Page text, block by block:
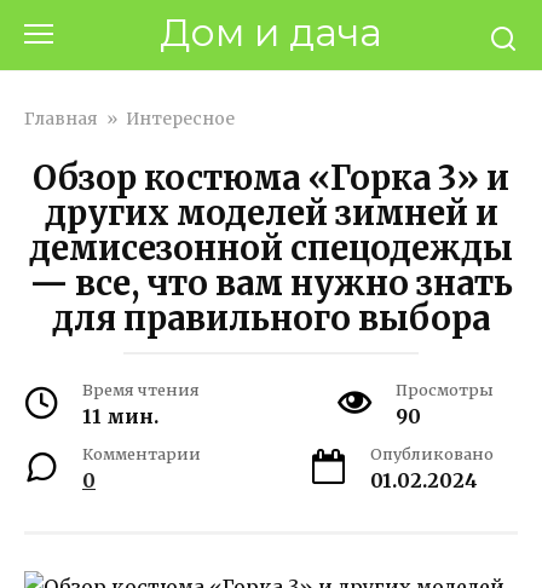
контенту
Дом и дача
Главная » Интересное
Обзор костюма «Горка 3» и
других моделей зимней и
демисезонной спецодежды
— все, что вам нужно знать
для правильного выбора
Время чтения
11 мин.
Просмотры
90
Комментарии
0
Опубликовано
01.02.2024